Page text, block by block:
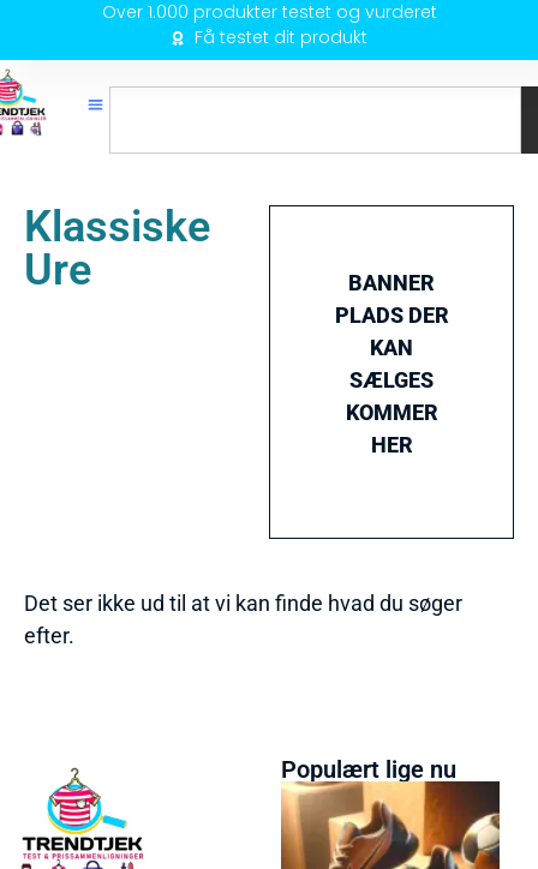
Over 1.000 produkter testet og vurderet
Få testet dit produkt
Klassiske
Ure
BANNER
PLADS DER
KAN
SÆLGES
KOMMER
HER
Det ser ikke ud til at vi kan finde hvad du søger
efter.
Populært lige nu